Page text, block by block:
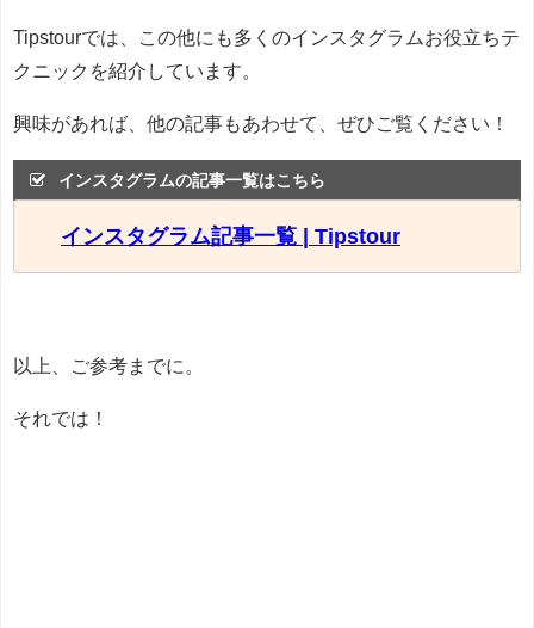
Tipstourでは、この他にも多くのインスタグラムお役立ちテ
クニックを紹介しています。
興味があれば、他の記事もあわせて、ぜひご覧ください！
インスタグラムの記事一覧はこちら
インスタグラム記事一覧 | Tipstour
以上、ご参考までに。
それでは！